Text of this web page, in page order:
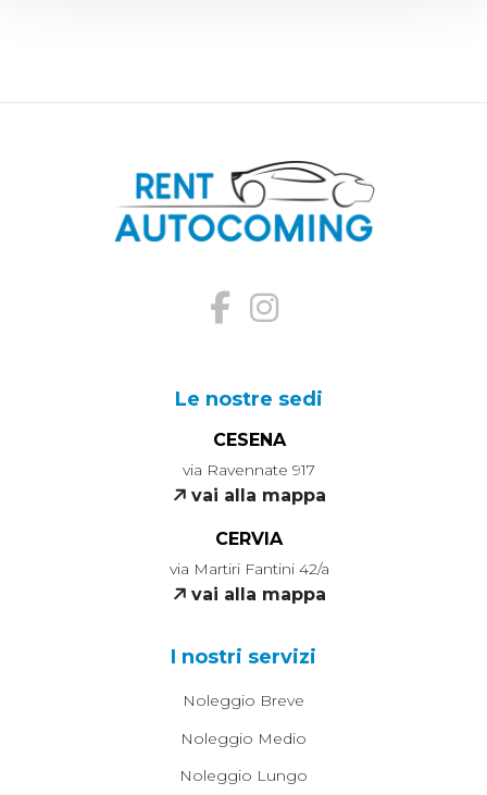
Le nostre sedi
CESENA
via Ravennate 917
vai alla mappa
CERVIA
via Martiri Fantini 42/a
vai alla mappa
I nostri servizi
Noleggio Breve
Noleggio Medio
Noleggio Lungo